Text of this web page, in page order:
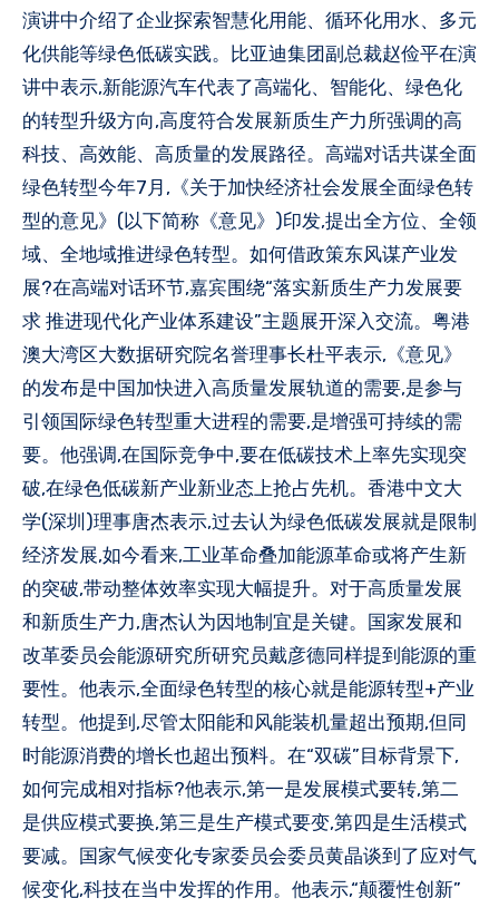
演讲中介绍了企业探索智慧化用能、循环化用水、多元
化供能等绿色低碳实践。比亚迪集团副总裁赵俭平在演
讲中表示,新能源汽车代表了高端化、智能化、绿色化
的转型升级方向,高度符合发展新质生产力所强调的高
科技、高效能、高质量的发展路径。高端对话共谋全面
绿色转型今年7月,《关于加快经济社会发展全面绿色转
型的意见》(以下简称《意见》)印发,提出全方位、全领
域、全地域推进绿色转型。如何借政策东风谋产业发
展?在高端对话环节,嘉宾围绕“落实新质生产力发展要
求 推进现代化产业体系建设”主题展开深入交流。粤港
澳大湾区大数据研究院名誉理事长杜平表示,《意见》
的发布是中国加快进入高质量发展轨道的需要,是参与
引领国际绿色转型重大进程的需要,是增强可持续的需
要。他强调,在国际竞争中,要在低碳技术上率先实现突
破,在绿色低碳新产业新业态上抢占先机。香港中文大
学(深圳)理事唐杰表示,过去认为绿色低碳发展就是限制
经济发展,如今看来,工业革命叠加能源革命或将产生新
的突破,带动整体效率实现大幅提升。对于高质量发展
和新质生产力,唐杰认为因地制宜是关键。国家发展和
改革委员会能源研究所研究员戴彦德同样提到能源的重
要性。他表示,全面绿色转型的核心就是能源转型+产业
转型。他提到,尽管太阳能和风能装机量超出预期,但同
时能源消费的增长也超出预料。在“双碳”目标背景下,
如何完成相对指标?他表示,第一是发展模式要转,第二
是供应模式要换,第三是生产模式要变,第四是生活模式
要减。国家气候变化专家委员会委员黄晶谈到了应对气
候变化,科技在当中发挥的作用。他表示,“颠覆性创新”